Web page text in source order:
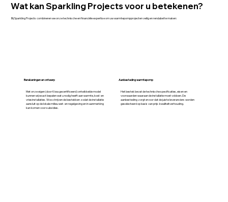
Wat kan Sparkling Projects voor u betekenen?
Bij Sparkling Projects combineren we onze technische en financiële expertise om uw warmtepompprojecten veilig en rendabel te maken:
Berekeningen en ontwerp
Met onze eigen (door Kiwa gecertificeerd) ontwikkelde model
kunnen wij exact bepalen wat u nodig heeft aan warmte, koel- en
vriesinstallaties. We schrijven de bestekken zodat de installatie
aansluit op de lokale milieu wet- en regelgeving en in aanmerking
kan komen voor subsidies.
Aanbesteding warmtepomp
Het bestek bevat de technische specificaties, eisen en
voorwaarden waaraan de installatie moet voldoen. De
aanbesteding zorgt ervoor dat de juiste leveranciers worden
geselecteerd op basis van prijs-kwaliteitverhouding.